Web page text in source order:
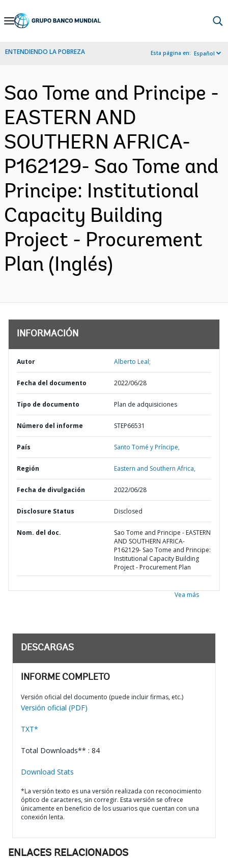
Skip
Navigation
ENTENDIENDO LA POBREZA Esta página en: Español
Sao Tome and Principe -
EASTERN AND
SOUTHERN AFRICA-
P162129- Sao Tome and
Principe: Institutional
Capacity Building
Project - Procurement
Plan (Inglés)
INFORMACIÓN
Autor Alberto Leal;
Fecha del documento 2022/06/28
Tipo de documento Plan de adquisiciones
Número del informe STEP66531
País Santo Tomé y Príncipe,
Región Eastern and Southern Africa,
Fecha de divulgación 2022/06/28
Disclosure Status Disclosed
Nom. del doc.
Sao Tome and Principe - EASTERN
AND SOUTHERN AFRICA-
P162129- Sao Tome and Principe:
Institutional Capacity Building
Project - Procurement Plan
Vea más
DESCARGAS
INFORME COMPLETO
Versión oficial del documento (puede incluir firmas, etc.)
Versión oficial (PDF)
TXT*
Total Downloads** : 84
Download Stats
*La versión texto es una versión realizada con reconocimiento
óptico de caracteres, sin corregir. Esta versión se ofrece
únicamente en beneficio de los usuarios que cuentan con una
conexión lenta.
ENLACES RELACIONADOS